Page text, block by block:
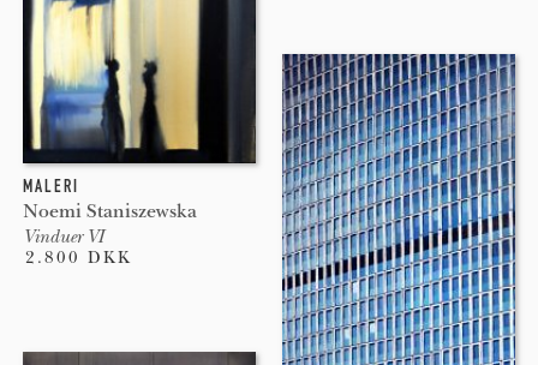
MALERI
Noemi Staniszewska
Vinduer VI
2.800 DKK